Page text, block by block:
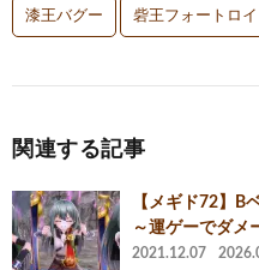
漆王バグー 砦王フォートロイ
関連する記事
【メギド72】B
～運ゲーでダメ
2021.12.07